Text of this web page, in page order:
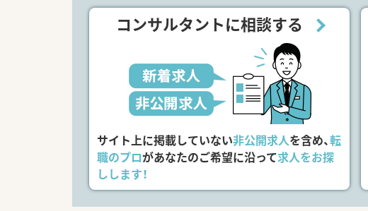
コンサルタントに相談する
サイト上に掲載していない非公開求人を含め、転
職のプロがあなたのご希望に沿って求人をお探
しします！